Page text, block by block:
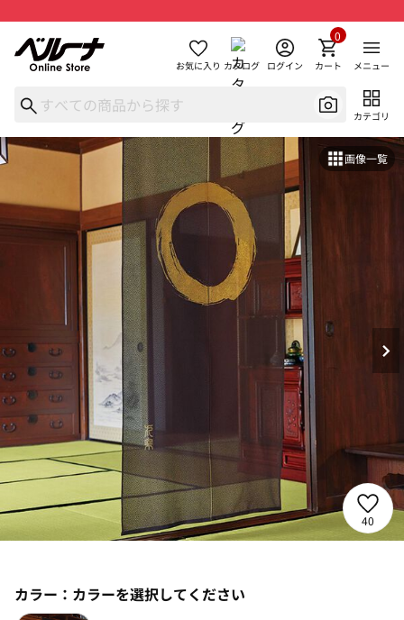
お気に入り カタログ ログイン カート
0
メニュー
カテゴリ
画像一覧
40
カラー： カラーを選択してください